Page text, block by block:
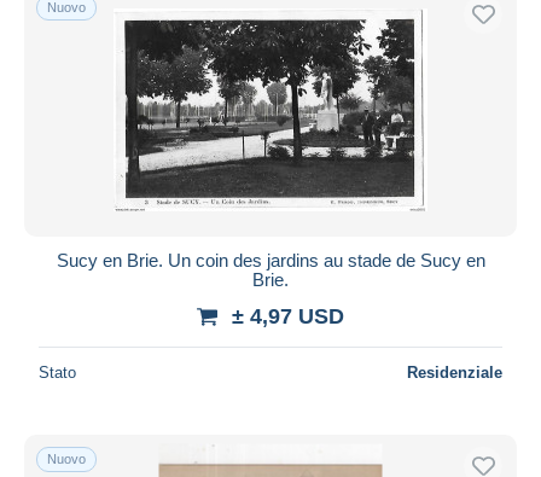
Spedizione gratuita
Metodi di pagamento
PayPal
Bonifico bancario
Visa
Mastercard
iDeal
Residenza del venditore
Nuovo
Sucy en Brie. Un coin des jardins au stade de Sucy en
Brie.
± 4,97 USD
Stato Residenziale
Nuovo